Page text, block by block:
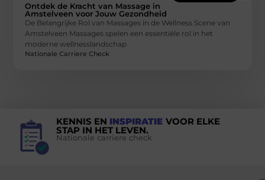
Ontdek de Kracht van Massage in
Amstelveen voor Jouw Gezondheid
De Belangrijke Rol van Massages in de Wellness Scene van
Amstelveen Massages spelen een essentiële rol in het
moderne wellnesslandschap
Nationale Carriere Check
KENNIS EN INSPIRATIE VOOR ELKE
STAP IN HET LEVEN.
Nationale carriere check